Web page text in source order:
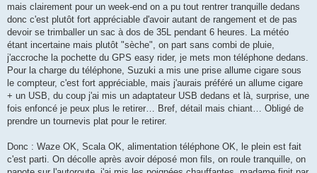
mais clairement pour un week-end on a pu tout rentrer tranquille dedans
donc c'est plutôt fort appréciable d'avoir autant de rangement et de pas
devoir se trimballer un sac à dos de 35L pendant 6 heures. La météo
étant incertaine mais plutôt "sèche", on part sans combi de pluie,
j'accroche la pochette du GPS easy rider, je mets mon téléphone dedans.
Pour la charge du téléphone, Suzuki a mis une prise allume cigare sous
le compteur, c'est fort appréciable, mais j'aurais préféré un allume cigare
+ un USB, du coup j'ai mis un adaptateur USB dedans et là, surprise, une
fois enfoncé je peux plus le retirer… Bref, détail mais chiant… Obligé de
prendre un tournevis plat pour le retirer.
Donc : Waze OK, Scala OK, alimentation téléphone OK, le plein est fait
c'est parti. On décolle après avoir déposé mon fils, on roule tranquille, on